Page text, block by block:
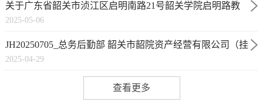
关于广东省韶关市浈江区启明南路21号韶关学院启明路教
工宿舍B栋-3号商铺等4项物业租赁权拍卖结果公告
2025-05-06
JH20250705_总务后勤部 韶关市韶院资产经营有限公司（挂
靠）医务室（挂靠）幼儿园（挂靠）_韶关学院韶乐园明德
区芙蓉苑A栋1-4、8号生活服务场所（商铺）_3554244
2025-04-29
查看更多